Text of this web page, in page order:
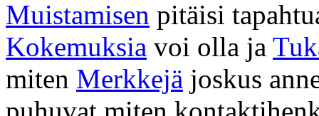
Muistamisen pitäisi
Kokemuksia voi olla ja
miten Merkkejä joskus